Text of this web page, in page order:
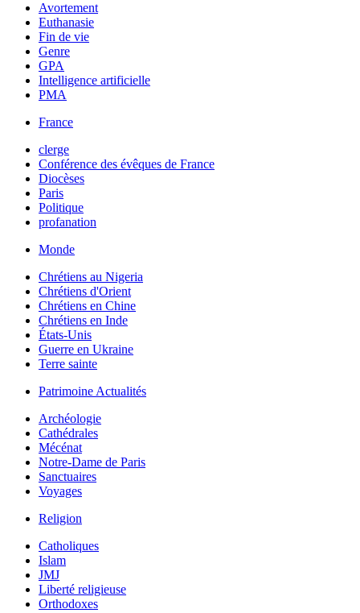
Avortement
Euthanasie
Fin de vie
Genre
GPA
Intelligence artificielle
PMA
France
clerge
Conférence des évêques de France
Diocèses
Paris
Politique
profanation
Monde
Chrétiens au Nigeria
Chrétiens d'Orient
Chrétiens en Chine
Chrétiens en Inde
États-Unis
Guerre en Ukraine
Terre sainte
Patrimoine Actualités
Archéologie
Cathédrales
Mécénat
Notre-Dame de Paris
Sanctuaires
Voyages
Religion
Catholiques
Islam
JMJ
Liberté religieuse
Orthodoxes